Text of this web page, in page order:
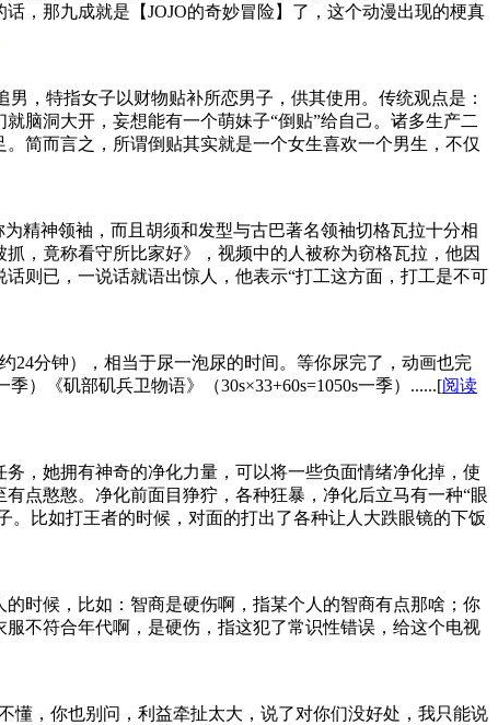
，那九成就是【JOJO的奇妙冒险】了，这个动漫出现的梗真
，特指女子以财物贴补所恋男子，供其使用。传统观点是：
脑洞大开，妄想能有一个萌妹子“倒贴”给自己。诸多生产二
简而言之，所谓倒贴其实就是一个女生喜欢一个男生，不仅
精神领袖，而且胡须和发型与古巴著名领袖切格瓦拉十分相
，竟称看守所比家好》，视频中的人被称为窃格瓦拉，他因
则已，一说话就语出惊人，他表示“打工这方面，打工是不可
24分钟），相当于尿一泡尿的时间。等你尿完了，动画也完
）《矶部矶兵卫物语》（30s×33+60s=1050s一季）......[阅读
，她拥有神奇的净化力量，可以将一些负面情绪净化掉，使
点憨憨。净化前面目狰狞，各种狂暴，净化后立马有一种“眼
。比如打王者的时候，对面的打出了各种让人大跌眼镜的下饭
时候，比如：智商是硬伤啊，指某个人的智商有点那啥；你
不符合年代啊，是硬伤，指这犯了常识性错误，给这个电视
懂，你也别问，利益牵扯太大，说了对你们没好处，我只能说